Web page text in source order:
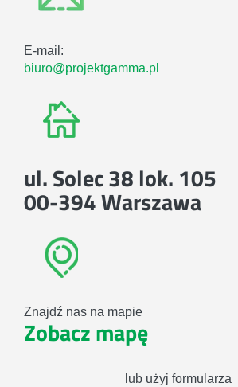
E-mail:
biuro@projektgamma.pl
ul. Solec 38 lok. 105
00-394 Warszawa
Znajdź nas na mapie
Zobacz mapę
lub użyj formularza